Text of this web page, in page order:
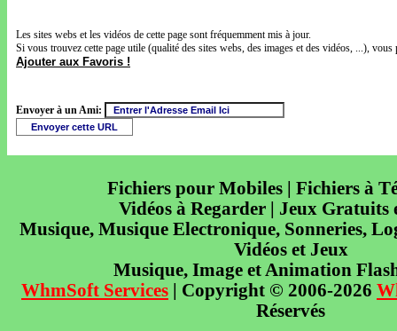
Les sites webs et les vidéos de cette page sont fréquemment mis à jour.
Si vous trouvez cette page utile (qualité des sites webs, des images et des vidéos, ...),
Ajouter aux Favoris !
Envoyer à un Ami:
Fichiers pour Mobiles | Fichiers à
Vidéos à Regarder | Jeux Gratuits
Musique, Musique Electronique, Sonneries,
Vidéos et Jeux
Musique, Image et Animation
WhmSoft Services | Copyright © 2006-2026
Réservés